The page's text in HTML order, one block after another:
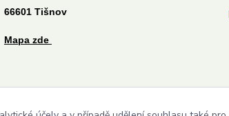
66601 Tišnov
Mapa zde